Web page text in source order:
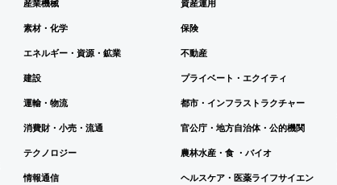
産業機械
素材・化学
エネルギー・資源・鉱業
建設
運輸・物流
消費財・小売・流通
テクノロジー
情報通信
資産運用
保険
不動産
プライベート・エクイティ
都市・インフラストラクチャー
官公庁・地方自治体・公的機関
農林水産・食 ・バイオ
ヘルスケア・医薬ライフサイエン